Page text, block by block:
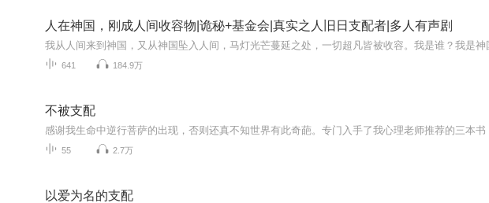
人在神国，刚成人间收容物|诡秘+基金会|真实之人旧日支配者|多人有声剧
641 184.9万
不被支配
55 2.7万
以爱为名的支配